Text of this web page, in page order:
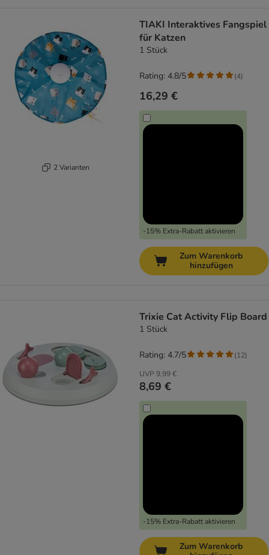
2 Varianten
TIAKI Interaktives Fangspiel
für Katzen
1 Stück
16,29 €
-15% Extra-Rabatt aktivieren
Rating: 4.8/5 (4)
Zum Warenkorb
hinzufügen
Trixie Cat Activity Flip Board
1 Stück
UVP 9,99 €
8,69 €
-15% Extra-Rabatt aktivieren
Rating: 4.7/5 (12)
Zum Warenkorb